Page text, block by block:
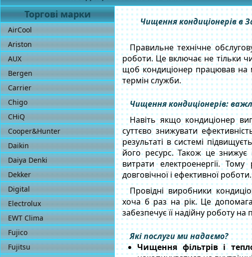
Торгові марки
AirCool
Ariston
AUX
Bergen
Carrier
Chigo
CHiQ
Cooper&Hunter
Daikin
Daiya Denki
Dekker
Digital
Electrolux
EWT Clima
Fujico
Fujitsu
Чищення кондиціонерів в
Правильне технічне
роботи. Це включає не тільки
щоб кондиціонер працював на
термін служби.
Чищення кондиціонерів:
Навіть якщо кондиціонер
суттєво знижувати
результаті в системі
його ресурс. Також це знижує
витрати електроенергії.
довговічної і ефективної роботи.
Провідні виробники
хоча б раз на рік. Це
забезпечує її надійну роботу на
Які послуги ми надаємо?
Чищення фільтрів і